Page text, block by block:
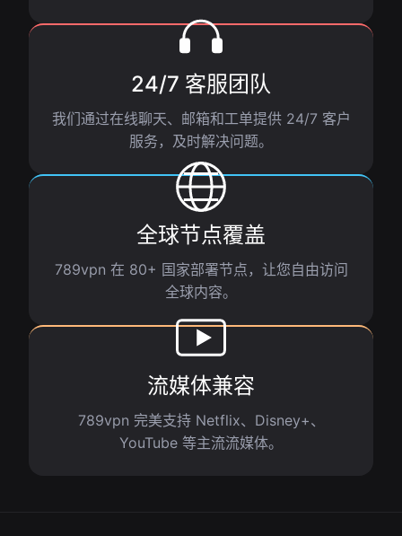
24/7 客服团队
我们通过在线聊天、邮箱和工单提供 24/7 客户
服务，及时解决问题。
全球节点覆盖
789vpn 在 80+ 国家部署节点，让您自由访问
全球内容。
流媒体兼容
789vpn 完美支持 Netflix、Disney+、
YouTube 等主流流媒体。